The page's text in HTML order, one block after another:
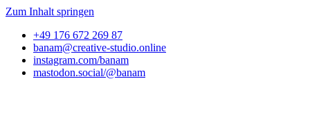
Zum Inhalt springen
+49 176 672 269 87
banam@creative-studio.online
instagram.com/banam
mastodon.social/@banam